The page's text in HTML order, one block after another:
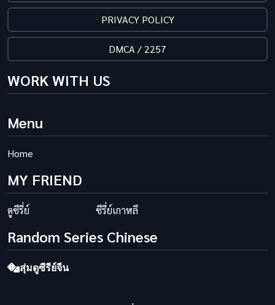
PRIVACY POLICY
DMCA / 2257
WORK WITH US
Menu
Home
MY FRIEND
ดูซีรี่ย์ ซีรี่ย์เกาหลี
Random Series Chinese
สุ่มดูซีรีย์จีน